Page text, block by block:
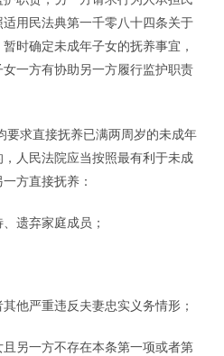
用民法典第一千零八十四条关于
时确定未成年子女的抚养事宜，
一方有协助另一方履行监护职责
要求直接抚养已满两周岁的未成年
，人民法院应当按照最有利于未成
方直接抚养：
遗弃家庭成员；
他严重违反夫妻忠实义务情形；
且另一方不存在本条第一项或者第